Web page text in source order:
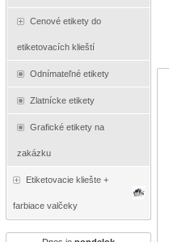
Cenové etikety do
etiketovacích klieští
Odnímateľné etikety
Zlatnícke etikety
Grafické etikety na
zakázku
Etiketovacie kliešte +
farbiace valčeky